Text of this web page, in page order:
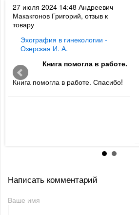
27 июля 2024 14:48 Андреевич
Макакгонов Григорий, отзыв к
товару
Эхография в гинекологии -
Озерская И. А.
Книга помогла в работе.
Книга помогла в работе. Спасибо!
Написать комментарий
Ваше имя